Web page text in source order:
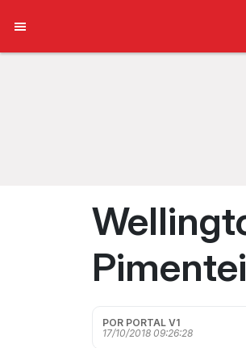
POR PORTAL V1
17/10/2018 09:26:28